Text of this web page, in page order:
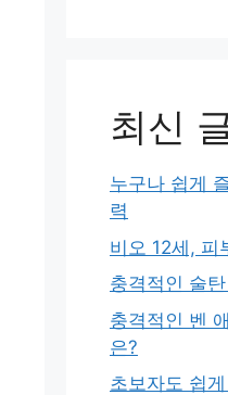
최신
누구나 쉽게
력
비오 12세, 피
충격적인 술
충격적인 벤
은?
초보자도 쉽